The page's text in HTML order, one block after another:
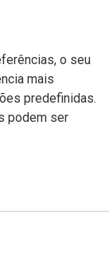
o seu
mais
predefinidas.
podem ser